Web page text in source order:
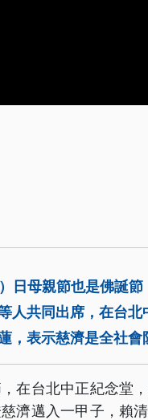
母親節也是佛誕節
人共同出席，在台
表示慈濟是全社會
在台北中正紀念堂
濟邁入一甲子，賴